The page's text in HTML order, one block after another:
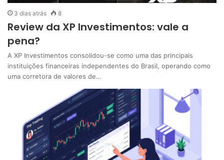
3 dias atrás 8
Review da XP Investimentos: vale a
pena?
A XP Investimentos consolidou-se como uma das principais
instituições financeiras independentes do Brasil, operando como
uma corretora de valores de…